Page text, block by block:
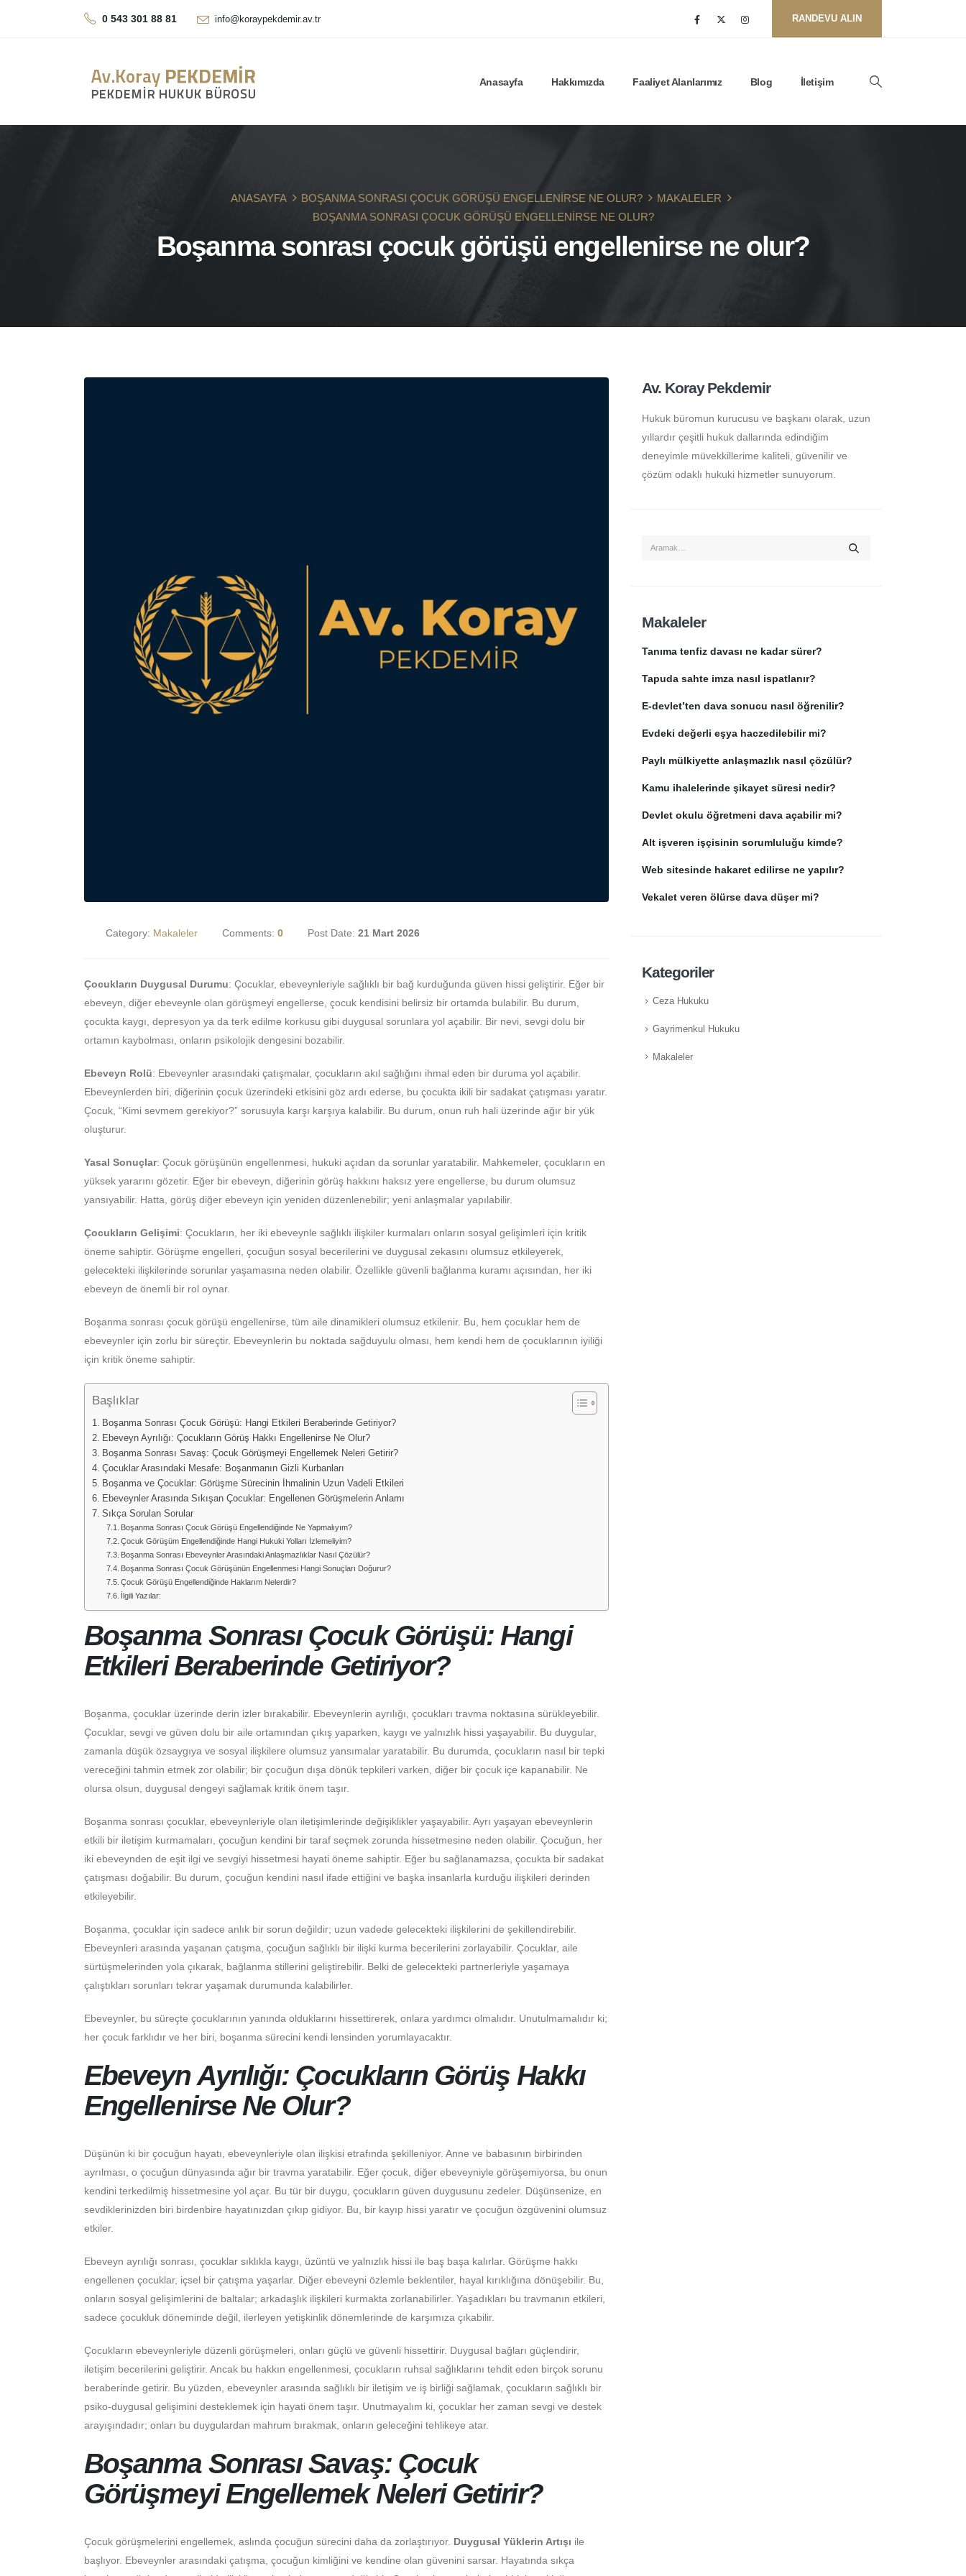
0 543 301 88 81 info@koraypekdemir.av.tr RANDEVU ALIN
Anasayfa Hakkımızda Faaliyet Alanlarımız Blog İletişim
ANASAYFA BOŞANMA SONRASI ÇOCUK GÖRÜŞÜ ENGELLENIRSE NE OLUR?
MAKALELER
BOŞANMA SONRASI ÇOCUK GÖRÜŞÜ ENGELLENIRSE NE OLUR?
Boşanma sonrası çocuk görüşü engellenirse ne olur?
Category: Makaleler Comments: 0 Post Date: 21 Mart 2026
Çocukların Duygusal Durumu: Çocuklar, ebeveynleriyle sağlıklı bir bağ kurduğunda güven hissi geliştirir. Eğer bir
ebeveyn, diğer ebeveynle olan görüşmeyi engellerse, çocuk kendisini belirsiz bir ortamda bulabilir. Bu durum,
çocukta kaygı, depresyon ya da terk edilme korkusu gibi duygusal sorunlara yol açabilir. Bir nevi, sevgi dolu bir
ortamın kaybolması, onların psikolojik dengesini bozabilir.
Ebeveyn Rolü: Ebeveynler arasındaki çatışmalar, çocukların akıl sağlığını ihmal eden bir duruma yol açabilir.
Ebeveynlerden biri, diğerinin çocuk üzerindeki etkisini göz ardı ederse, bu çocukta ikili bir sadakat çatışması yaratır.
Çocuk, “Kimi sevmem gerekiyor?” sorusuyla karşı karşıya kalabilir. Bu durum, onun ruh hali üzerinde ağır bir yük
oluşturur.
Yasal Sonuçlar: Çocuk görüşünün engellenmesi, hukuki açıdan da sorunlar yaratabilir. Mahkemeler, çocukların en
yüksek yararını gözetir. Eğer bir ebeveyn, diğerinin görüş hakkını haksız yere engellerse, bu durum olumsuz
yansıyabilir. Hatta, görüş diğer ebeveyn için yeniden düzenlenebilir; yeni anlaşmalar yapılabilir.
Çocukların Gelişimi: Çocukların, her iki ebeveynle sağlıklı ilişkiler kurmaları onların sosyal gelişimleri için kritik
öneme sahiptir. Görüşme engelleri, çocuğun sosyal becerilerini ve duygusal zekasını olumsuz etkileyerek,
gelecekteki ilişkilerinde sorunlar yaşamasına neden olabilir. Özellikle güvenli bağlanma kuramı açısından, her iki
ebeveyn de önemli bir rol oynar.
Boşanma sonrası çocuk görüşü engellenirse, tüm aile dinamikleri olumsuz etkilenir. Bu, hem çocuklar hem de
ebeveynler için zorlu bir süreçtir. Ebeveynlerin bu noktada sağduyulu olması, hem kendi hem de çocuklarının iyiliği
için kritik öneme sahiptir.
Başlıklar
Boşanma Sonrası Çocuk Görüşü: Hangi Etkileri Beraberinde Getiriyor?
Ebeveyn Ayrılığı: Çocukların Görüş Hakkı Engellenirse Ne Olur?
Boşanma Sonrası Savaş: Çocuk Görüşmeyi Engellemek Neleri Getirir?
Çocuklar Arasındaki Mesafe: Boşanmanın Gizli Kurbanları
Boşanma ve Çocuklar: Görüşme Sürecinin İhmalinin Uzun Vadeli Etkileri
Ebeveynler Arasında Sıkışan Çocuklar: Engellenen Görüşmelerin Anlamı
Sıkça Sorulan Sorular
Boşanma Sonrası Çocuk Görüşü Engellendiğinde Ne Yapmalıyım?
Çocuk Görüşüm Engellendiğinde Hangi Hukuki Yolları İzlemeliyim?
Boşanma Sonrası Ebeveynler Arasındaki Anlaşmazlıklar Nasıl Çözülür?
Boşanma Sonrası Çocuk Görüşünün Engellenmesi Hangi Sonuçları Doğurur?
Çocuk Görüşü Engellendiğinde Haklarım Nelerdir?
İlgili Yazılar:
Boşanma Sonrası Çocuk Görüşü: Hangi
Etkileri Beraberinde Getiriyor?
Boşanma, çocuklar üzerinde derin izler bırakabilir. Ebeveynlerin ayrılığı, çocukları travma noktasına sürükleyebilir.
Çocuklar, sevgi ve güven dolu bir aile ortamından çıkış yaparken, kaygı ve yalnızlık hissi yaşayabilir. Bu duygular,
zamanla düşük özsaygıya ve sosyal ilişkilere olumsuz yansımalar yaratabilir. Bu durumda, çocukların nasıl bir tepki
vereceğini tahmin etmek zor olabilir; bir çocuğun dışa dönük tepkileri varken, diğer bir çocuk içe kapanabilir. Ne
olursa olsun, duygusal dengeyi sağlamak kritik önem taşır.
Boşanma sonrası çocuklar, ebeveynleriyle olan iletişimlerinde değişiklikler yaşayabilir. Ayrı yaşayan ebeveynlerin
etkili bir iletişim kurmamaları, çocuğun kendini bir taraf seçmek zorunda hissetmesine neden olabilir. Çocuğun, her
iki ebeveynden de eşit ilgi ve sevgiyi hissetmesi hayati öneme sahiptir. Eğer bu sağlanamazsa, çocukta bir sadakat
çatışması doğabilir. Bu durum, çocuğun kendini nasıl ifade ettiğini ve başka insanlarla kurduğu ilişkileri derinden
etkileyebilir.
Boşanma, çocuklar için sadece anlık bir sorun değildir; uzun vadede gelecekteki ilişkilerini de şekillendirebilir.
Ebeveynleri arasında yaşanan çatışma, çocuğun sağlıklı bir ilişki kurma becerilerini zorlayabilir. Çocuklar, aile
sürtüşmelerinden yola çıkarak, bağlanma stillerini geliştirebilir. Belki de gelecekteki partnerleriyle yaşamaya
çalıştıkları sorunları tekrar yaşamak durumunda kalabilirler.
Ebeveynler, bu süreçte çocuklarının yanında olduklarını hissettirerek, onlara yardımcı olmalıdır. Unutulmamalıdır ki;
her çocuk farklıdır ve her biri, boşanma sürecini kendi lensinden yorumlayacaktır.
Ebeveyn Ayrılığı: Çocukların Görüş Hakkı
Engellenirse Ne Olur?
Düşünün ki bir çocuğun hayatı, ebeveynleriyle olan ilişkisi etrafında şekilleniyor. Anne ve babasının birbirinden
ayrılması, o çocuğun dünyasında ağır bir travma yaratabilir. Eğer çocuk, diğer ebeveyniyle görüşemiyorsa, bu onun
kendini terkedilmiş hissetmesine yol açar. Bu tür bir duygu, çocukların güven duygusunu zedeler. Düşünsenize, en
sevdiklerinizden biri birdenbire hayatınızdan çıkıp gidiyor. Bu, bir kayıp hissi yaratır ve çocuğun özgüvenini olumsuz
etkiler.
Ebeveyn ayrılığı sonrası, çocuklar sıklıkla kaygı, üzüntü ve yalnızlık hissi ile baş başa kalırlar. Görüşme hakkı
engellenen çocuklar, içsel bir çatışma yaşarlar. Diğer ebeveyni özlemle beklentiler, hayal kırıklığına dönüşebilir. Bu,
onların sosyal gelişimlerini de baltalar; arkadaşlık ilişkileri kurmakta zorlanabilirler. Yaşadıkları bu travmanın etkileri,
sadece çocukluk döneminde değil, ilerleyen yetişkinlik dönemlerinde de karşımıza çıkabilir.
Çocukların ebeveynleriyle düzenli görüşmeleri, onları güçlü ve güvenli hissettirir. Duygusal bağları güçlendirir,
iletişim becerilerini geliştirir. Ancak bu hakkın engellenmesi, çocukların ruhsal sağlıklarını tehdit eden birçok sorunu
beraberinde getirir. Bu yüzden, ebeveynler arasında sağlıklı bir iletişim ve iş birliği sağlamak, çocukların sağlıklı bir
psiko-duygusal gelişimini desteklemek için hayati önem taşır. Unutmayalım ki, çocuklar her zaman sevgi ve destek
arayışındadır; onları bu duygulardan mahrum bırakmak, onların geleceğini tehlikeye atar.
Boşanma Sonrası Savaş: Çocuk
Görüşmeyi Engellemek Neleri Getirir?
Çocuk görüşmelerini engellemek, aslında çocuğun sürecini daha da zorlaştırıyor. Duygusal Yüklerin Artışı ile
başlıyor. Ebeveynler arasındaki çatışma, çocuğun kimliğini ve kendine olan güvenini sarsar. Hayatında sıkça
Av. Koray Pekdemir
Hukuk büromun kurucusu ve başkanı olarak, uzun
yıllardır çeşitli hukuk dallarında edindiğim
deneyimle müvekkillerime kaliteli, güvenilir ve
çözüm odaklı hukuki hizmetler sunuyorum.
Makaleler
Tanıma tenfiz davası ne kadar sürer?
Tapuda sahte imza nasıl ispatlanır?
E-devlet’ten dava sonucu nasıl öğrenilir?
Evdeki değerli eşya haczedilebilir mi?
Paylı mülkiyette anlaşmazlık nasıl çözülür?
Kamu ihalelerinde şikayet süresi nedir?
Devlet okulu öğretmeni dava açabilir mi?
Alt işveren işçisinin sorumluluğu kimde?
Web sitesinde hakaret edilirse ne yapılır?
Vekalet veren ölürse dava düşer mi?
Kategoriler
Ceza Hukuku
Gayrimenkul Hukuku
Makaleler